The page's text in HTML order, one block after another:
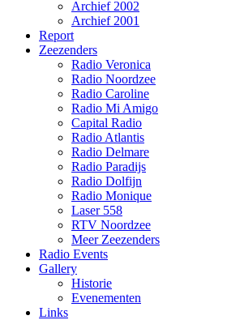
Archief 2002
Archief 2001
Report
Zeezenders
Radio Veronica
Radio Noordzee
Radio Caroline
Radio Mi Amigo
Capital Radio
Radio Atlantis
Radio Delmare
Radio Paradijs
Radio Dolfijn
Radio Monique
Laser 558
RTV Noordzee
Meer Zeezenders
Radio Events
Gallery
Historie
Evenementen
Links